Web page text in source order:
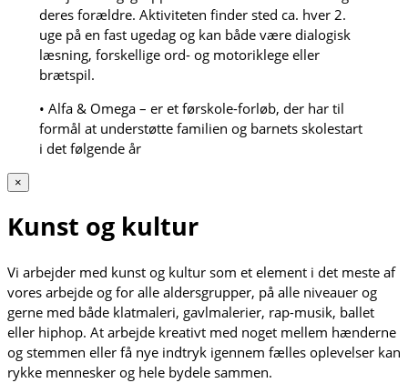
deres forældre. Aktiviteten finder sted ca. hver 2.
uge på en fast ugedag og kan både være dialogisk
læsning, forskellige ord- og motoriklege eller
brætspil.
• Alfa & Omega – er et førskole-forløb, der har til
formål at understøtte familien og barnets skolestart
i det følgende år
×
Kunst og kultur
Vi arbejder med kunst og kultur som et element i det meste af
vores arbejde og for alle aldersgrupper, på alle niveauer og
gerne med både klatmaleri, gavlmalerier, rap-musik, ballet
eller hiphop. At arbejde kreativt med noget mellem hænderne
og stemmen eller få nye indtryk igennem fælles oplevelser kan
rykke mennesker og hele bydele sammen.